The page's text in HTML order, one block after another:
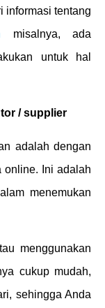
informasi tentang
misalnya, ada
untuk hal
/ supplier
adalah dengan
online. Ini adalah
menemukan
menggunakan
cukup mudah,
sehingga Anda